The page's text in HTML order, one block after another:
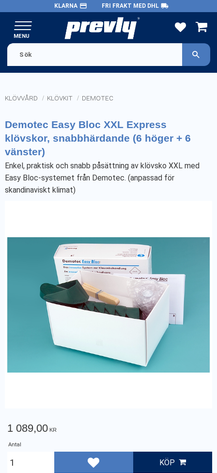
Meny
KLARNA payment FRI FRAKT MED DHL local_shipping
KLÖVVÅRD KLÖVKIT DEMOTEC
Demotec Easy Bloc XXL Express
klövskor, snabbhärdande (6 höger + 6
vänster)
Enkel, praktisk och snabb påsättning av klövsko XXL med
Easy Bloc-systemet från Demotec. (anpassad för
skandinaviskt klimat)
1 089,00 KR
Antal
KÖP
Lägg till i favoriter